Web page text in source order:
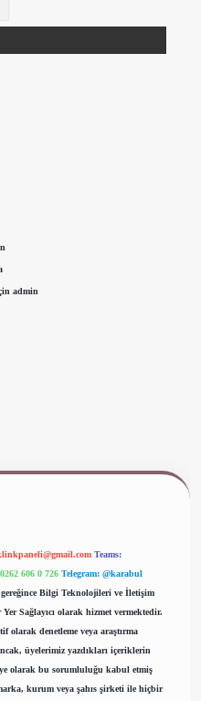
admin
Teams:
606 0 726 Telegram: @karabul
Bilgi Teknolojileri ve İletişim
Sağlayıcı olarak hizmet vermektedir.
olarak denetleme veya araştırma
üyelerimiz yazdıkları içeriklerin
olarak bu sorumluluğu kabul etmiş
kurum veya şahıs şirketi ile hiçbir